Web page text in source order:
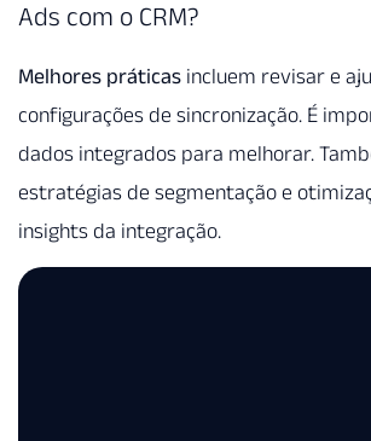
Ads com o CRM?
Melhores práticas incluem revisar e
configurações de sincronização. É
dados integrados para melhorar.
estratégias de segmentação e
insights da integração.